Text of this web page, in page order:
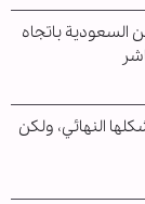
باتجاه
النهائي، ولكن